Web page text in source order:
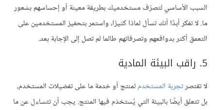
السبب الأساسي لتصرّف مستخدميك بطريقة معينة أو إحساسهم بشعور
ما. لا تفكر أبدًا أنك تسأل لماذا كثيرًا، واستمر بتحفيز المستخدمين على
التعمق أكثر بدوافعهم وتصرفاتهم طالما لم تصل إلى الإجابة بعد.
5. راقب البيئة المادية
لا تقتصرتجربة المستخدملمنتج أو خدمة ما على تفضيلات المستخدم،
بل تتعلق أيضًا بالبيئة التي يُستخدَم فيها المنتج. يجب أن تتساءل عن ما